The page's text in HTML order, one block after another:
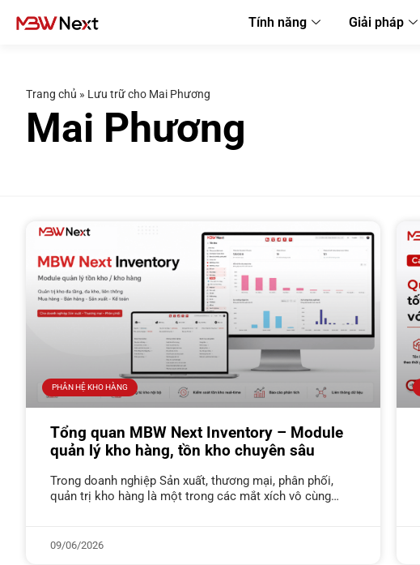
Tính năng Giải pháp
Trang chủ » Lưu trữ cho Mai Phương
Mai Phương
PHÂN HỆ KHO HÀNG
Tổng quan MBW Next Inventory – Module
quản lý kho hàng, tồn kho chuyên sâu
Trong doanh nghiệp Sản xuất, thương mại, phân phối,
quản trị kho hàng là một trong các mắt xích vô cùng
09/06/2026